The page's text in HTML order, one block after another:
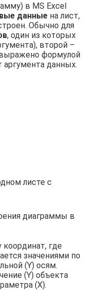
в MS Excel
данные на лист,
Обычно для
, один из которых
второй –
формулой
данных.
листе с
диаграммы в
где
значениями по
(Y) осям.
(Y) объекта
(X).